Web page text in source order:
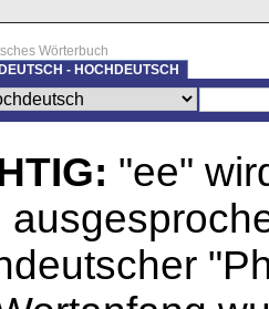
Wörterbuch
- HOCHDEUTSCH
"ee"